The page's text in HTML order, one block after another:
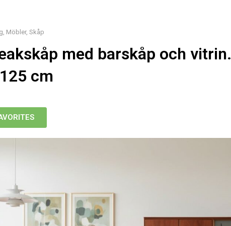
, Möbler,Skåp
med barskåp och vitrin.
cm